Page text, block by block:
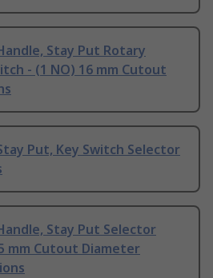
Stay Put Rotary
- (1 NO) 16 mm Cutout
Put, Key Switch Selector
Stay Put Selector
mm Cutout Diameter